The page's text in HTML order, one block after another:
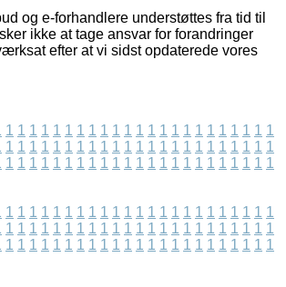
og e-forhandlere understøttes fra tid til
ikke at tage ansvar for forandringer
efter at vi sidst opdaterede vores
1 1 1 1 1 1 1 1 1 1 1 1 1 1 1 1 1 1 1 1 1 1 1
1 1 1 1 1 1 1 1 1 1 1 1 1 1 1 1 1 1 1 1 1 1 1
1 1 1 1 1 1 1 1 1 1 1 1 1 1 1 1 1 1 1 1 1 1 1
1 1 1 1 1 1 1 1 1 1 1 1 1 1 1 1 1 1 1 1 1 1 1
1 1 1 1 1 1 1 1 1 1 1 1 1 1 1 1 1 1 1 1 1 1 1
1 1 1 1 1 1 1 1 1 1 1 1 1 1 1 1 1 1 1 1 1 1 1